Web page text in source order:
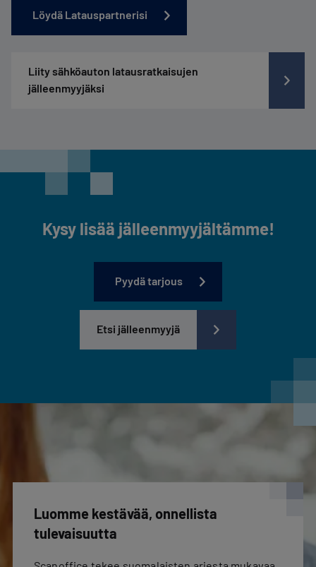
Löydä Latauspartnerisi
Liity sähköauton latausratkaisujen
jälleenmyyjäksi
Kysy lisää jälleenmyyjältämme!
Pyydä tarjous
Etsi jälleenmyyjä
Luomme kestävää, onnellista
tulevaisuutta